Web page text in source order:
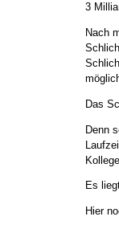
3
Nach
Das
Denn
Es
Hier